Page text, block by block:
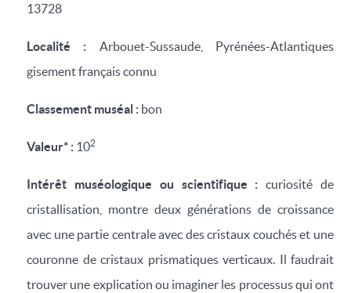
13728
Localité : Arbouet-Sussaude, Pyrénées-Atlantiques
gisement français connu
Classement muséal : bon
Valeur* : 102
Intérêt muséologique ou scientifique :curiosité de
cristallisation,
montre deux générations de croissance
avec une partie centrale avec des cristaux couchés et une
couronne de cristaux prismatiques verticaux. Il faudrait
trouver une explication ou imaginer les processus qui ont